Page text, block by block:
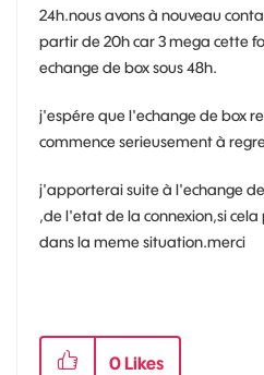
24h.nous avons à nouveau
partir de 20h car 3 mega cette
echange de box sous 48h.
j'espére que l'echange de box
commence serieusement à
j'apporterai suite à l'echange
,de l'etat de la connexion,si
dans la meme situation.merci
0 Likes